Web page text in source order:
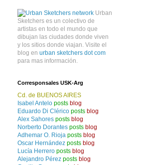
Urban
Sketchers es un colectivo de
artistas en todo el mundo que
dibujan las ciudades donde viven
y los sitios donde viajan. Visite el
blog en urban sketchers dot com
para mas información.
Corresponsales USK-Arg
Cd. de BUENOS AIRES
Isabel Antelo posts blog
Eduardo Di Clérico posts blog
Alex Sahores posts blog
Norberto Dorantes posts blog
Adhemar O. Rioja posts blog
Oscar Hernández posts blog
Lucía Herrero posts blog
Alejandro Pérez posts blog